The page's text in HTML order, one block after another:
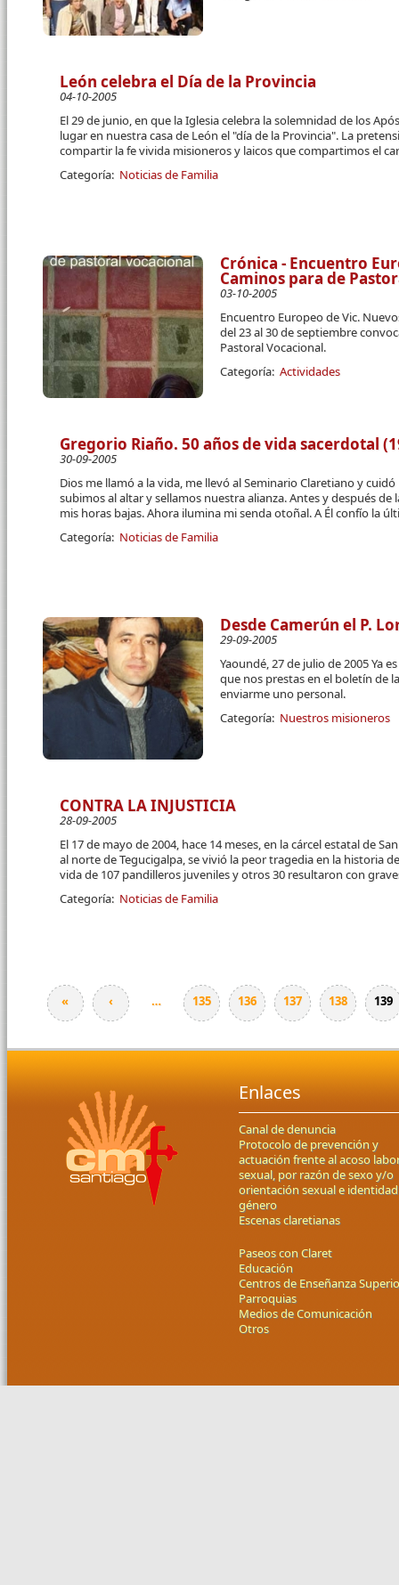
León celebra el Día de la Provincia
04-10-2005
El 29 de junio, en que la Iglesia celebra la solemnidad de los
lugar en nuestra casa de León el "día de la Provincia". La
compartir la fe vivida misioneros y laicos que compartimos el
Categoría: Noticias de Familia
Crónica - Encuentro
Caminos para de
03-10-2005
Encuentro Europeo de Vic.
del 23 al 30 de septiembre
Pastoral Vocacional.
Categoría: Actividades
Gregorio Riaño. 50 años de vida sacerdotal
30-09-2005
Dios me llamó a la vida, me llevó al Seminario Claretiano y
subimos al altar y sellamos nuestra alianza. Antes y después
mis horas bajas. Ahora ilumina mi senda otoñal. A Él confío la
Categoría: Noticias de Familia
Desde Camerún el P.
29-09-2005
Yaoundé, 27 de julio de 2005 Ya
que nos prestas en el boletín de
enviarme uno personal.
Categoría: Nuestros misioneros
CONTRA LA INJUSTICIA
28-09-2005
El 17 de mayo de 2004, hace 14 meses, en la cárcel estatal de
al norte de Tegucigalpa, se vivió la peor tragedia en la historia
vida de 107 pandilleros juveniles y otros 30 resultaron con
Categoría: Noticias de Familia
Páginas
« ‹ … 135 136 137 138 139
Enlaces
Canal de denuncia
Protocolo de prevención y
actuación frente al acoso
sexual, por razón de sexo y/o
orientación sexual e
género
Escenas claretianas
Paseos con Claret
Educación
Centros de Enseñanza
Parroquias
Medios de Comunicación
Otros